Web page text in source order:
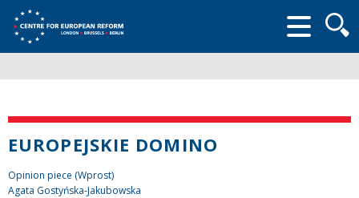
form
EUROPEJSKIE DOMINO
Opinion piece (Wprost)
Agata Gostyńska-Jakubowska